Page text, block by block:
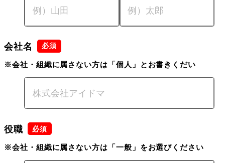
会社名
※会社・組織に属さない方は「個人」とお書きくだい
役職
※会社・組織に属さない方は「一般」をお選びください